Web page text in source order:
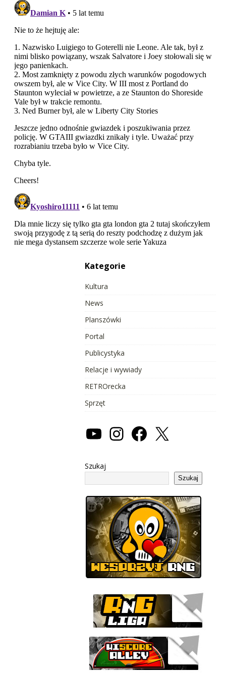
Kategorie
Kultura
News
Planszówki
Portal
Publicystyka
Relacje i wywiady
RETROrecka
Sprzęt
Szukaj
Szukaj